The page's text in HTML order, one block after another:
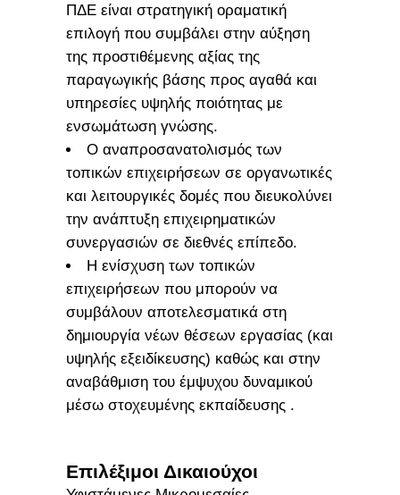
ΠΔΕ είναι στρατηγική οραματική
επιλογή που συμβάλει στην αύξηση
της προστιθέμενης αξίας της
παραγωγικής βάσης προς αγαθά και
υπηρεσίες υψηλής ποιότητας με
ενσωμάτωση γνώσης.
Ο αναπροσανατολισμός των
τοπικών επιχειρήσεων σε οργανωτικές
και λειτουργικές δομές που διευκολύνει
την ανάπτυξη επιχειρηματικών
συνεργασιών σε διεθνές επίπεδο.
Η ενίσχυση των τοπικών
επιχειρήσεων που μπορούν να
συμβάλουν αποτελεσματικά στη
δημιουργία νέων θέσεων εργασίας (και
υψηλής εξειδίκευσης) καθώς και στην
αναβάθμιση του έμψυχου δυναμικού
μέσω στοχευμένης εκπαίδευσης .
Επιλέξιμοι Δικαιούχοι